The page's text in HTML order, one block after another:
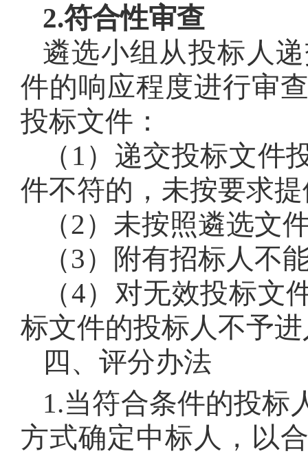
2.符合性审查
遴选小组从投标人
件的响应程度进行审
投标文件：
（1）递交投标文
件不符的，未按要求
（2）未按照遴选文
（3）附有招标人不
（4）对无效投标
标文件的投标人不予
四、评分办法
1.当符合条件的投标
方式确定中标人，以